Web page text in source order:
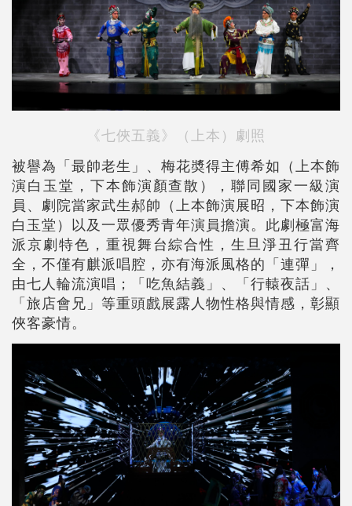
《七俠五義》（上本）劇照
被譽為「最帥老生」、梅花奬得主傅希如（上本飾
演白玉堂，下本飾演顏查散），聯同國家一級演
員、劇院當家武生郝帥（上本飾演展昭，下本飾演
白玉堂）以及一眾優秀青年演員擔演。此劇極富海
派京劇特色，重視舞台綜合性，生旦淨丑行當齊
全，不僅有麒派唱腔，亦有海派風格的「連彈」，
由七人輪流演唱；「吃魚結義」、「行轅夜話」、
「旅店會兄」等重頭戲展露人物性格與情感，彰顯
俠客豪情。